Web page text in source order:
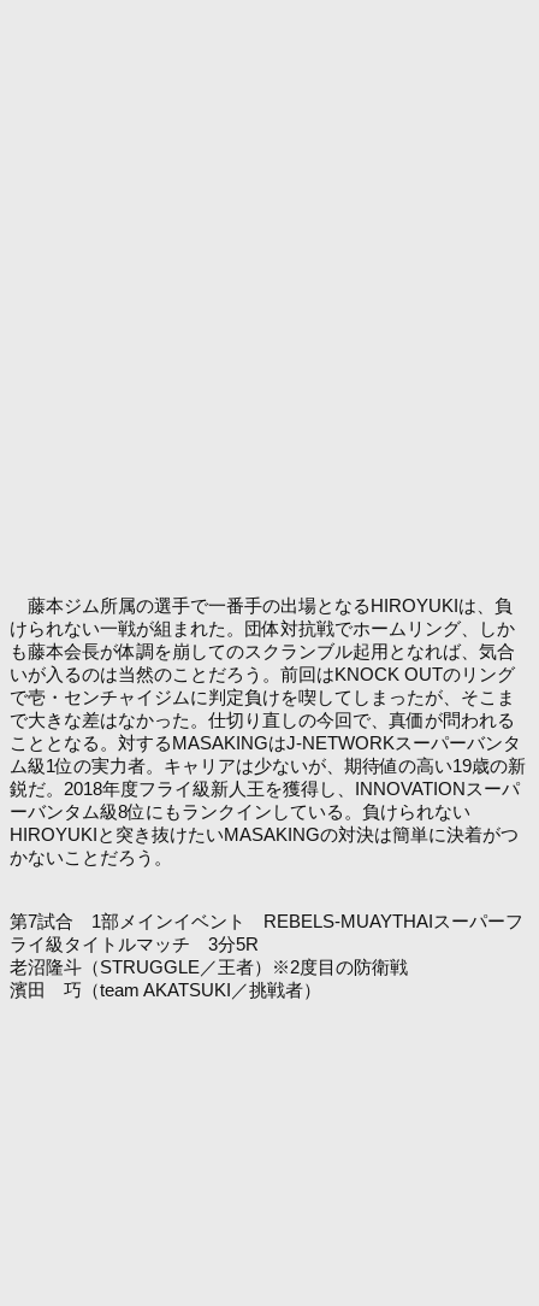
藤本ジム所属の選手で一番手の出場となるHIROYUKIは、負
けられない一戦が組まれた。団体対抗戦でホームリング、しか
も藤本会長が体調を崩してのスクランブル起用となれば、気合
いが入るのは当然のことだろう。前回はKNOCK OUTのリング
で壱・センチャイジムに判定負けを喫してしまったが、そこま
で大きな差はなかった。仕切り直しの今回で、真価が問われる
こととなる。対するMASAKINGはJ-NETWORKスーパーバンタ
ム級1位の実力者。キャリアは少ないが、期待値の高い19歳の新
鋭だ。2018年度フライ級新人王を獲得し、INNOVATIONスーパ
ーバンタム級8位にもランクインしている。負けられない
HIROYUKIと突き抜けたいMASAKINGの対決は簡単に決着がつ
かないことだろう。
第7試合 1部メインイベント REBELS-MUAYTHAIスーパーフ
ライ級タイトルマッチ 3分5R
老沼隆斗（STRUGGLE／王者）※2度目の防衛戦
濱田 巧（team AKATSUKI／挑戦者）